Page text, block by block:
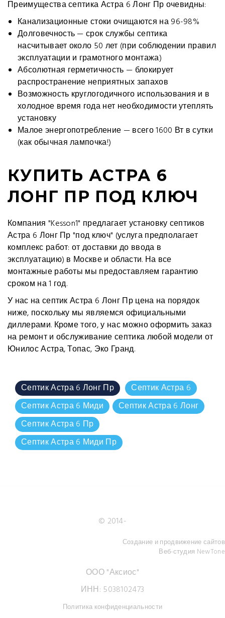
Преимущества септика Астра 6 Лонг Пр очевидны:
Канализационные стоки очищаются на 96-98%
Долговечность — срок службы септика
насчитывает около 50 лет (при соблюдении правил
эксплуатации и грамотного монтажа)
Абсолютная герметичность — блокирует
распространение неприятных запахов
Возможность круглогодичного использования и в
холодное время года нет необходимости утеплять
установку
Малое энергопотребление — всего 1600 Вт в сутки
(как обычная лампочка!)
КУПИТЬ АСТРА 6
ЛОНГ ПР ПОД КЛЮЧ
Компания "Kesson1" предлагает установку септиков
Астра 6 Лонг Пр "под ключ" (услуга предполагает
комплекс работ: от доставки до ввода в
эксплуатацию) в Москве и области. На все
монтажные работы мы предоставляем гарантию
сроком на 1 год.
У нас на септик Астра 6 Лонг Пр цена на порядок
ниже, поскольку мы являемся официальными
диллерами. Кроме того, у нас можно оформить заказ
на ремонт и обслуживание септика любой модели от
Юнилос Астра, Топас, Эко Гранд.
Септик Астра 6 Лонг Пр
Септик Астра 6
Септик Астра 6 Миди
Септик Астра 6 Лонг
Септик Астра 6 Пр
Септик Астра 6 Миди Пр
© 2014-
Создание и продвижение сайтов
Веб-студия NewTone
ООО "Аксиос"
ИНН: 5038102473
Политика конфиденциальности